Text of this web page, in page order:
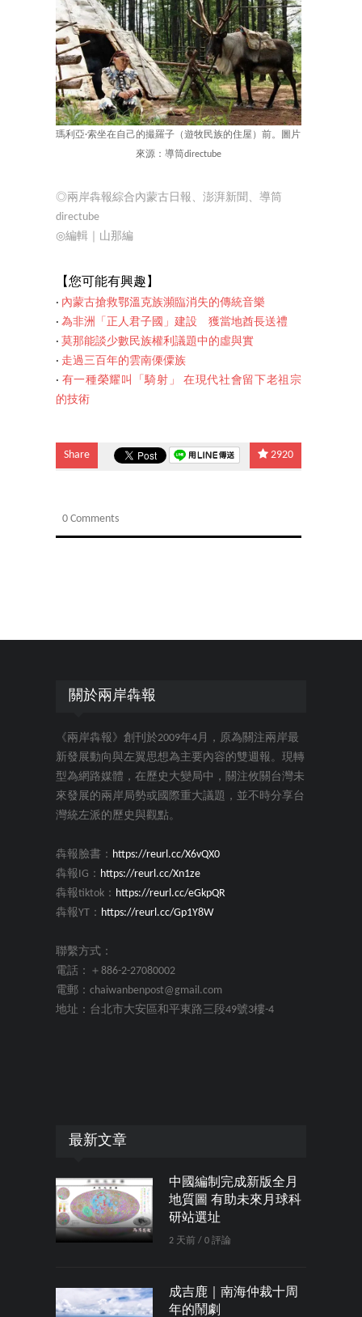
瑪利亞·索坐在自己的撮羅子（遊牧民族的住屋）前。圖片
來源：導筒directube
◎兩岸犇報綜合內蒙古日報、澎湃新聞、 導筒
directube
◎編輯｜山那編
【您可 能有興趣】
‧ 內蒙古搶救鄂溫克族瀕臨消失的傳統音樂
‧ 為非洲「正人君子國」建設 獲當地酋長送禮
‧ 莫那能談少數民族權利議題中的虛與實
‧ 走過三百年的雲南傈僳族
‧ 有一種榮耀叫「騎射」 在現代社會留下老祖宗
的技術
Share 2920
0 Comments
關於兩岸犇報
《兩岸犇報》創刊於2009年4月，原為關注兩岸最
新發展動向與左翼思想為主要內容的雙週報。現轉
型為網路媒體，在歷史大變局中，關注攸關台灣未
來發展的兩岸局勢或國際重大議題，並不時分享台
灣統左派的歷史與觀點。
犇報臉書： https://reurl.cc/X6vQX0
犇報IG： https://reurl.cc/Xn1ze
犇報tiktok： https://reurl.cc/eGkpQR
犇報YT： https://reurl.cc/Gp1Y8W
聯繫方式：
電話：＋886-2-27080002
電郵：chaiwanbenpost@gmail.com
地址：台北市大安區和平東路三段49號3樓-4
最新文章
中國編制完成新版全月
地質圖 有助未來月球科
研站選址
2 天前 / 0 評論
成吉鹿｜南海仲裁十周
年的鬧劇